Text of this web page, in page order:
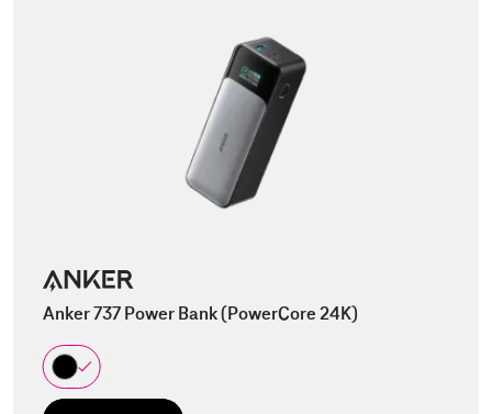
Anker 737 Power Bank (PowerCore 24K)